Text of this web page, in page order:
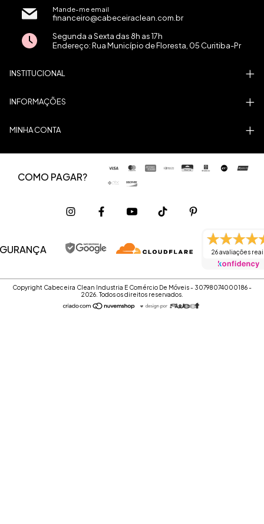
Mande-me email
financeiro@cabeceiraclean.com.br
Segunda a Sexta das 8h as 17h
Endereço: Rua Município de Floresta, 05 Curitiba-Pr
INSTITUCIONAL
INFORMAÇÕES
MINHA CONTA
COMO PAGAR?
26 avaliações
Copyright Cabeceira Clean Industria E Comércio De Móveis - 30798074000186 -
2026. Todos os direitos reservados.